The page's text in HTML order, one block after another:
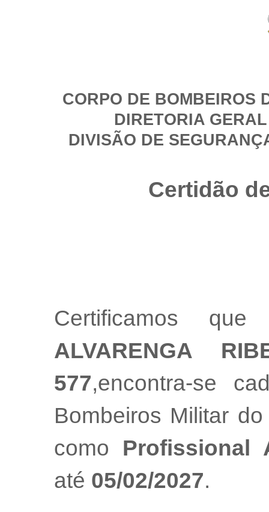
CORPO DE BOMBEIROS
DIRETORIA
DIVISÃO DE
Certidão
Certificamos
ALVARENGA
577,encontra-se
Bombeiros Militar
como Profissional
até 05/02/2027.